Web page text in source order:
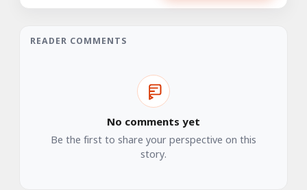
READER COMMENTS
No comments yet
Be the first to share your perspective on this
story.